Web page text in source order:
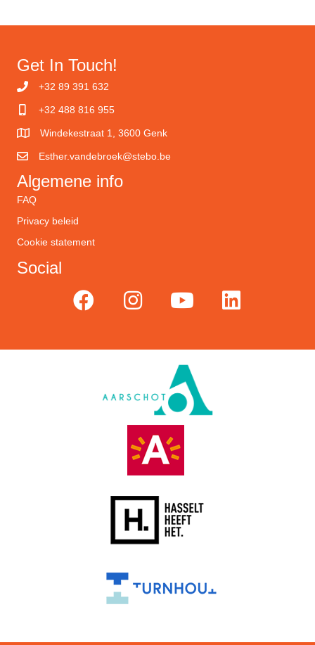
Get In Touch!
+32 89 391 632
+32 488 816 955
Windekestraat 1, 3600 Genk
Esther.vandebroek@stebo.be
Algemene info
FAQ
Privacy beleid
Cookie statement
Social